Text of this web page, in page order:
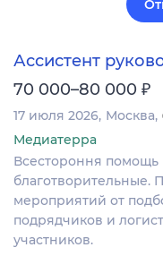
Ассистент
70 000–80 000 ₽
17 июля 2026 Москва
Медиатерра
Всестороння помощь
благотворительные.
мероприятий от
подрядчиков и
участников.